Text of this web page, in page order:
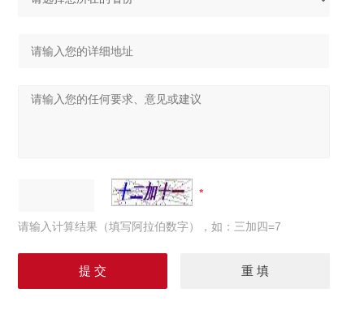
请输入计算结果（填写阿拉伯数字），如：三加四=7